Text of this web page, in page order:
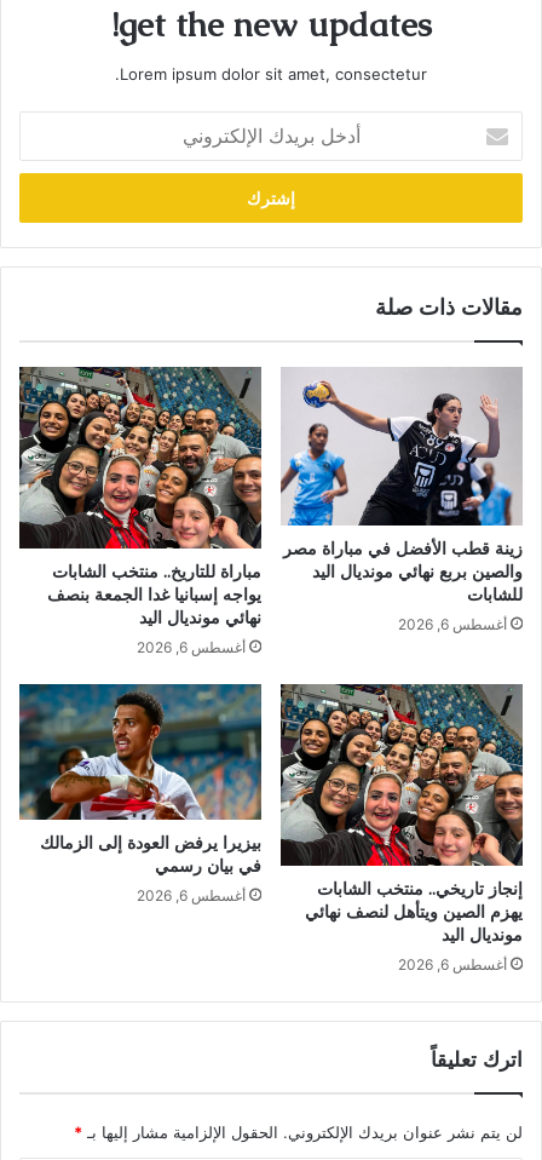
get the new updates!
Lorem ipsum dolor sit amet, consectetur.
بريدك
الإلكتروني
مقالات ذات صلة
زينة قطب الأفضل في مباراة مصر
والصين بربع نهائي مونديال اليد
للشابات
أغسطس 6, 2026
مباراة للتاريخ.. منتخب الشابات
يواجه إسبانيا غدا الجمعة بنصف
نهائي مونديال اليد
أغسطس 6, 2026
إنجاز تاريخي.. منتخب الشابات
يهزم الصين ويتأهل لنصف نهائي
مونديال اليد
أغسطس 6, 2026
بيزيرا يرفض العودة إلى الزمالك
في بيان رسمي
أغسطس 6, 2026
اترك تعليقاً
لن يتم نشر عنوان بريدك الإلكتروني. الحقول الإلزامية مشار إليها بـ *